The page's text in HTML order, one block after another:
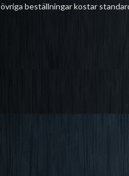
övriga beställningar kostar